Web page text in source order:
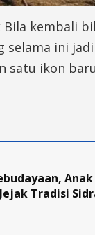
Bila kembali
selama ini
satu ikon
Anak
Tradisi